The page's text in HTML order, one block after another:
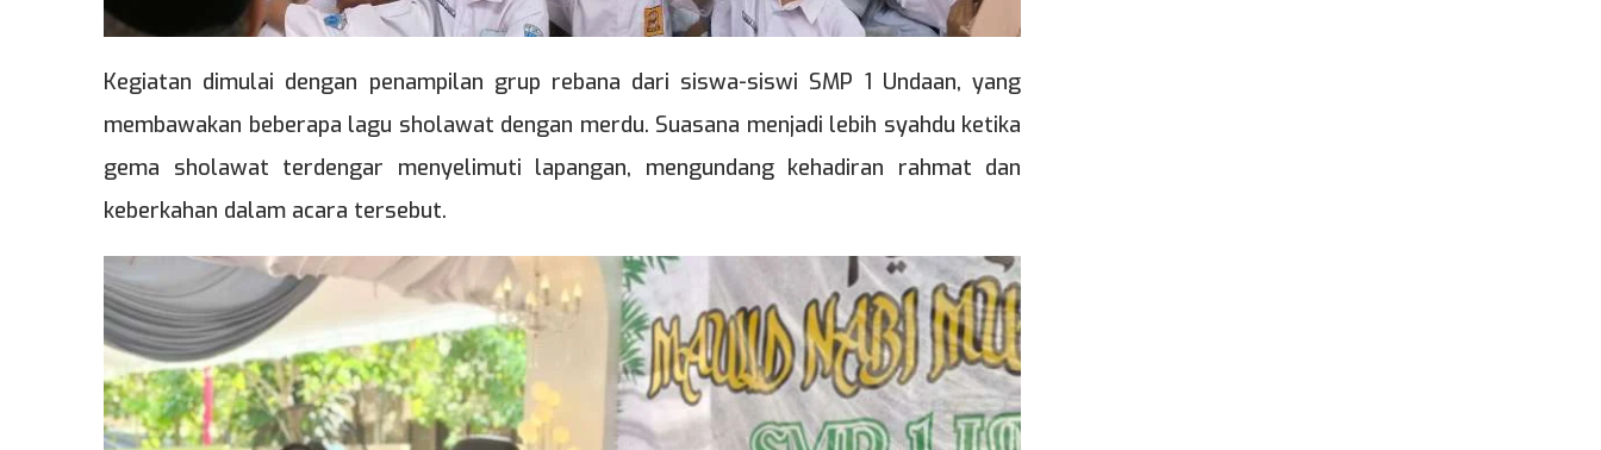
Kegiatan dimulai dengan penampilan grup rebana dari siswa-siswi SMP 1 Undaan, yang
membawakan beberapa lagu sholawat dengan merdu. Suasana menjadi lebih syahdu ketika
gema sholawat terdengar menyelimuti lapangan, mengundang kehadiran rahmat dan
keberkahan dalam acara tersebut.